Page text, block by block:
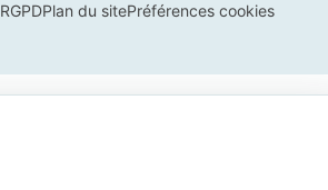
RGPDPlan du sitePréférences cookies